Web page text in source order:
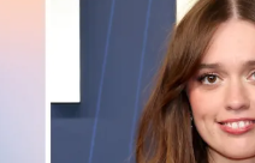
16 gru Premiera
klasyka
Me Love
16 gru
Mark
odkrycia
15 gru
Paul
Reinera